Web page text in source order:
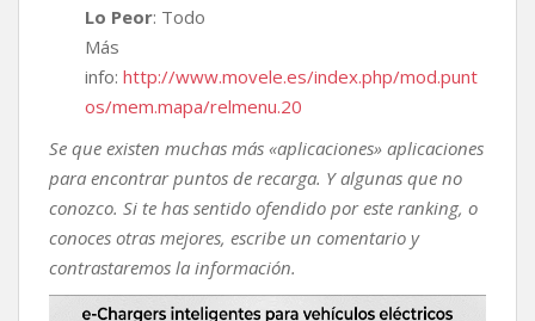
Lo Peor: Todo
Más
info: http://www.movele.es/index.php/mod.punt
os/mem.mapa/relmenu.20
Se que existen muchas más «aplicaciones» aplicaciones
para encontrar puntos de recarga. Y algunas que no
conozco. Si te has sentido ofendido por este ranking, o
conoces otras mejores, escribe un comentario y
contrastaremos la información.